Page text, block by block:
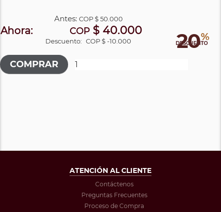
20%
DESCUENTO
Antes: COP$ 50.000
Ahora: COP$ 40.000
Descuento: COP $ -10.000
ATENCIÓN AL CLIENTE
Contáctenos
Preguntas Frecuentes
Proceso de Compra